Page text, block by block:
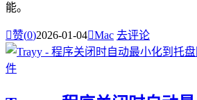
能。
赞(0)2026-01-04Mac 去评论